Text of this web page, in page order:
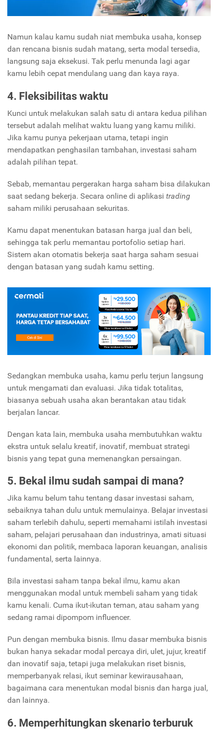
Namun kalau kamu sudah niat membuka usaha, konsep
dan rencana bisnis sudah matang, serta modal tersedia,
langsung saja eksekusi. Tak perlu menunda lagi agar
kamu lebih cepat mendulang uang dan kaya raya.
4. Fleksibilitas waktu
Kunci untuk melakukan salah satu di antara kedua pilihan
tersebut adalah melihat waktu luang yang kamu miliki.
Jika kamu punya pekerjaan utama, tetapi ingin
mendapatkan penghasilan tambahan, investasi saham
adalah pilihan tepat.
Sebab, memantau pergerakan harga saham bisa dilakukan
saat sedang bekerja. Secara online di aplikasi trading
saham miliki perusahaan sekuritas.
Kamu dapat menentukan batasan harga jual dan beli,
sehingga tak perlu memantau portofolio setiap hari.
Sistem akan otomatis bekerja saat harga saham sesuai
dengan batasan yang sudah kamu setting.
Sedangkan membuka usaha, kamu perlu terjun langsung
untuk mengamati dan evaluasi. Jika tidak totalitas,
biasanya sebuah usaha akan berantakan atau tidak
berjalan lancar.
Dengan kata lain, membuka usaha membutuhkan waktu
ekstra untuk selalu kreatif, inovatif, membuat strategi
bisnis yang tepat guna memenangkan persaingan.
5. Bekal ilmu sudah sampai di mana?
Jika kamu belum tahu tentang dasar investasi saham,
sebaiknya tahan dulu untuk memulainya. Belajar investasi
saham terlebih dahulu, seperti memahami istilah investasi
saham, pelajari perusahaan dan industrinya, amati situasi
ekonomi dan politik, membaca laporan keuangan, analisis
fundamental, serta lainnya.
Bila investasi saham tanpa bekal ilmu, kamu akan
menggunakan modal untuk membeli saham yang tidak
kamu kenali. Cuma ikut-ikutan teman, atau saham yang
sedang ramai dipompom influencer.
Pun dengan membuka bisnis. Ilmu dasar membuka bisnis
bukan hanya sekadar modal percaya diri, ulet, jujur, kreatif
dan inovatif saja, tetapi juga melakukan riset bisnis,
memperbanyak relasi, ikut seminar kewirausahaan,
bagaimana cara menentukan modal bisnis dan harga jual,
dan lainnya.
6. Memperhitungkan skenario terburuk